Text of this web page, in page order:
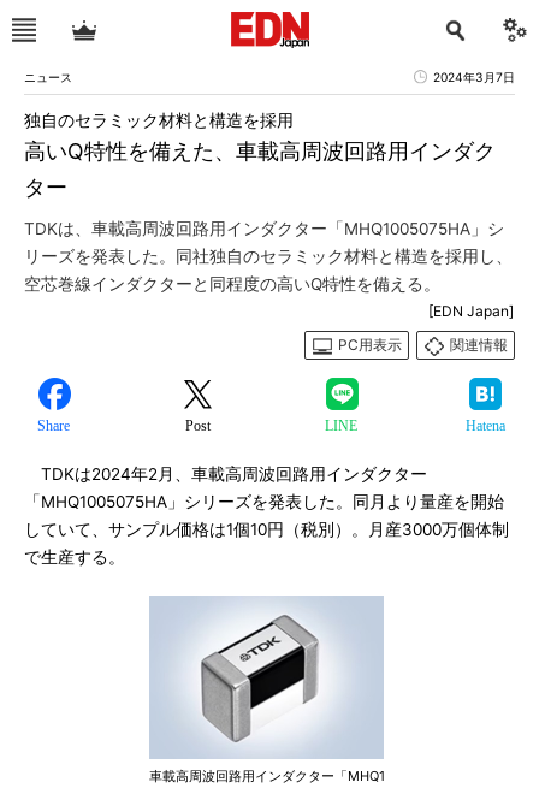
ニュース 2024年3月7日
高いQ特性を備えた、車載高周波回路用インダク
ター
独自のセラミック材料と構造を採用
TDKは、車載高周波回路用インダクター「MHQ1005075HA」シ
リーズを発表した。同社独自のセラミック材料と構造を採用し、
空芯巻線インダクターと同程度の高いQ特性を備える。
[EDN Japan]
PC用表示
関連情報
Share Post LINE Hatena
TDKは2024年2月、車載高周波回路用インダクター
「MHQ1005075HA」シリーズを発表した。同月より量産を開始
していて、サンプル価格は1個10円（税別）。月産3000万個体制
で生産する。
車載高周波回路用インダクター「MHQ1